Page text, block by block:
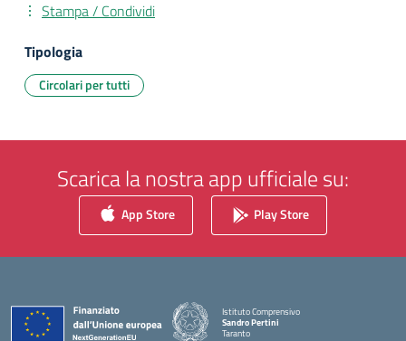
Stampa / Condividi
Tipologia
Circolari per tutti
Scarica la nostra app ufficiale su:
App Store Play Store
Istituto Comprensivo
Sandro Pertini
Taranto